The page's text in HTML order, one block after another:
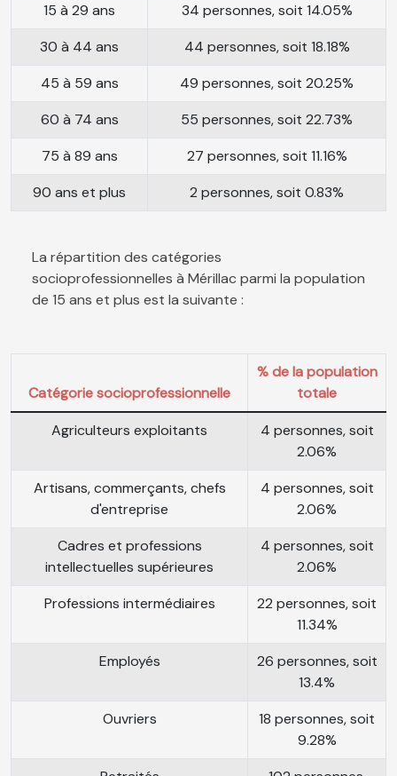
15 à 29 ans
34 personnes, soit 14.05%
30 à 44 ans
44 personnes, soit 18.18%
45 à 59 ans
49 personnes, soit 20.25%
60 à 74 ans
55 personnes, soit 22.73%
75 à 89 ans
27 personnes, soit 11.16%
90 ans et plus
2 personnes, soit 0.83%
La répartition des catégories
socioprofessionnelles à Mérillac parmi la population
de 15 ans et plus est la suivante :
Catégorie socioprofessionnelle
% de la population
totale
Agriculteurs exploitants
4 personnes, soit
2.06%
Artisans, commerçants, chefs
d'entreprise
4 personnes, soit
2.06%
Cadres et professions
intellectuelles supérieures
4 personnes, soit
2.06%
Professions intermédiaires
22 personnes, soit
11.34%
Employés
26 personnes, soit
13.4%
Ouvriers
18 personnes, soit
9.28%